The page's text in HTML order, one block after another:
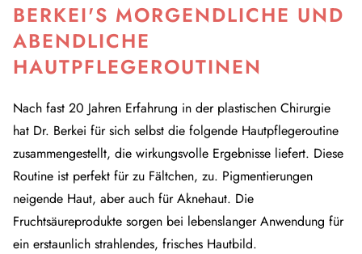
BERKEI'S MORGENDLICHE UND
ABENDLICHE
HAUTPFLEGEROUTINEN
Nach fast 20 Jahren Erfahrung in der plastischen Chirurgie
hat Dr. Berkei für sich selbst die folgende Hautpflegeroutine
zusammengestellt, die wirkungsvolle Ergebnisse liefert. Diese
Routine ist perfekt für zu Fältchen, zu. Pigmentierungen
neigende Haut, aber auch für Aknehaut. Die
Fruchtsäureprodukte sorgen bei lebenslanger Anwendung für
ein erstaunlich strahlendes, frisches Hautbild.